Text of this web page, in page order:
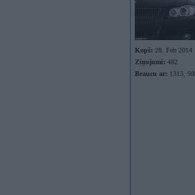
Kopš: 28. Feb 2014
Ziņojumi: 482
Braucu ar: 1313, 98